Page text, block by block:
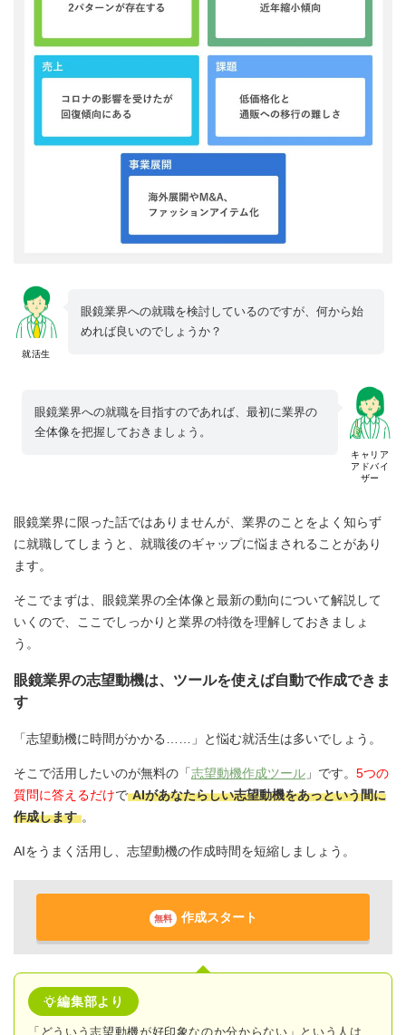
就活生
眼鏡業界への就職を検討しているのですが、何から始
めれば良いのでしょうか？
キャリア
アドバイ
ザー
眼鏡業界への就職を目指すのであれば、最初に業界の
全体像を把握しておきましょう。
眼鏡業界に限った話ではありませんが、業界のことをよく知らず
に就職してしまうと、就職後のギャップに悩まされることがあり
ます。
そこでまずは、眼鏡業界の全体像と最新の動向について解説して
いくので、ここでしっかりと業界の特徴を理解しておきましょ
う。
眼鏡業界の志望動機は、ツールを使えば自動で作成できま
す
「志望動機に時間がかかる……」と悩む就活生は多いでしょう。
そこで活用したいのが無料の「志望動機作成ツール 」です。 5つの
質問に答えるだけで AIがあなたらしい志望動機をあっという間に
作成します 。
AIをうまく活用し、志望動機の作成時間を短縮しましょう。
無料 作成スタート
編集部より
「どういう志望動機が好印象なのか分からない」という人は、